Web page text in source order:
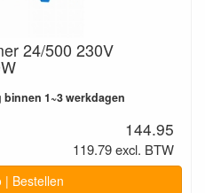
24/500 230V
1~3 werkdagen
144.95
119.79 excl. BTW
| Bestellen